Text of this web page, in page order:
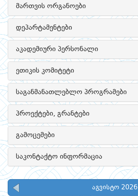
მართვის ორგანოები
დეპარტამენტები
აკადემიური პერსონალი
ეთიკის კომიტეტი
საგანმანათლებლო პროგრამები
პროექტები, გრანტები
გამოცემები
საკონტაქტო ინფორმაცია
აგვისტო 2026